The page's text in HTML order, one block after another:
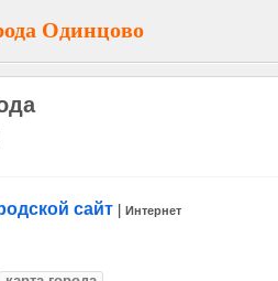
Одинцово
сайт Интернет